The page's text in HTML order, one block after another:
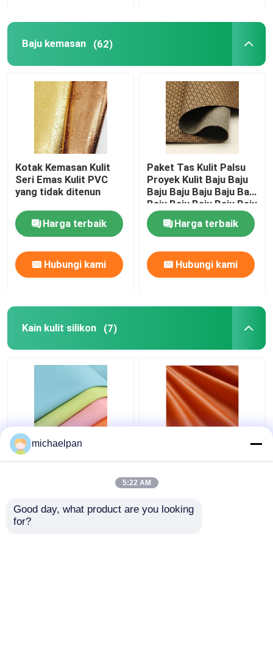
Baju kemasan (62)
Kotak Kemasan Kulit
Seri Emas Kulit PVC
yang tidak ditenun
Harga terbaik
Hubungi kami
Paket Tas Kulit Palsu
Proyek Kulit Baju Baju
Baju Baju Baju Baju Baju
Baju Baju Baju Baju Baju
Baju Baju Baju
Harga terbaik
Hubungi kami
Kain kulit silikon (7)
Kain Kulit Silikon
Lembut Bebas Pelarut
Harga terbaik
Palsu Untuk Perabot
Sofa Disesuaikan
Harga terbaik
michaelpan
5:22 AM
Good day, what product are you looking
for?